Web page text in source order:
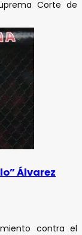
Corte de
Álvarez
contra el